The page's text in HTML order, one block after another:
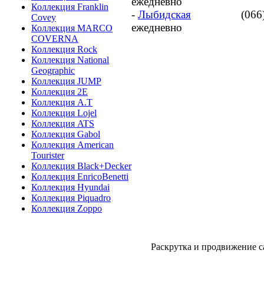
Коллекция Franklin
Covey
Коллекция MARCO
COVERNA
Коллекция Rock
Коллекция National
Geographic
Коллекция JUMP
Коллекция 2E
Коллекция A.T
Коллекция Lojel
Коллекция ATS
Коллекция Gabol
Коллекция American
Tourister
Коллекция Black+Decker
Коллекция EnricoBenetti
Коллекция Hyundai
Коллекция Piquadro
Коллекция Zoppo
- Лыбидская (066) 818-
ежедневно
Раскрутка и продвижение